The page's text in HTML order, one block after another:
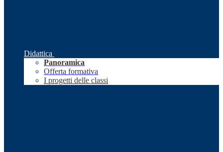
Didattica
Panoramica
Offerta formativa
I progetti delle classi